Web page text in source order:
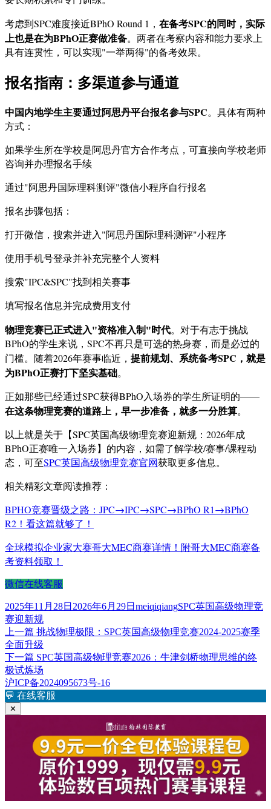
考虑到SPC难度接近BPhO Round 1， 在备考SPC的同时，实际
上也是在为BPhO正赛做准备。两者在考察内容和能力要求上
具有连贯性，可以实现"一举两得"的备考效果。
报名指南：多渠道参与通道
中国内地学生主要通过阿思丹平台报名参与SPC。具体有两种
方式：
如果学生所在学校是阿思丹官方合作考点，可直接向学校老师
咨询并办理报名手续
通过"阿思丹国际理科测评"微信小程序自行报名
报名步骤包括：
打开微信，搜索并进入"阿思丹国际理科测评"小程序
使用手机号登录并补充完整个人资料
搜索"IPC&SPC"找到相关赛事
填写报名信息并完成费用支付
物理竞赛已正式进入"资格准入制"时代。对于有志于挑战
BPhO的学生来说，SPC不再只是可选的热身赛，而是必过的
门槛。随着2026年赛事临近， 提前规划、系统备考SPC，就是
为BPhO正赛打下坚实基础。
正如那些已经通过SPC获得BPhO入场券的学生所证明的——
在这条物理竞赛的道路上，早一步准备，就多一分胜算。
以上就是关于【SPC英国高级物理竞赛迎新规：2026年成
BPhO正赛唯一入场券】的内容，如需了解学校/赛事/课程动
态，可至SPC英国高级物理竞赛官网获取更多信息。
相关精彩文章阅读推荐：
BPHO竞赛晋级之路：JPC→IPC→SPC→BPhO R1→BPhO
R2！看这篇就够了！
全球模拟企业家大赛哥大MEC商赛详情！附哥大MEC商赛备
考资料领取！
微信在线客服
发
布
于
2025年11月28日 2026年6月29日 作
meiqiqiang标
SPC英国高级物理竞
赛迎新规
文
章
导
航
上一篇 上
篇
文
章：
挑战物理极限：SPC英国高级物理竞赛2024-2025赛季
全面升级
下一篇 下
篇
文
章：
SPC英国高级物理竞赛2026：牛津剑桥物理思维的终
极试炼场
沪ICP备2024095673号-16
💬 在线客服
✕